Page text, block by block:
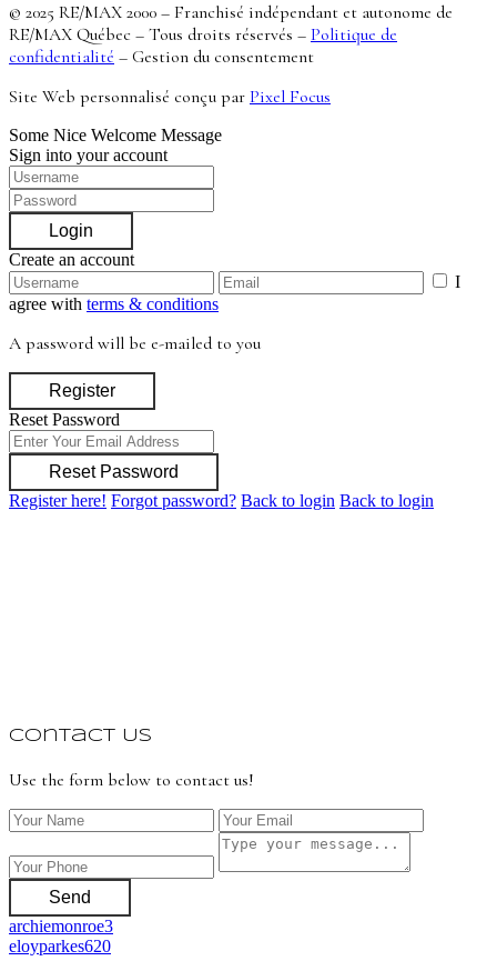
© 2025 RE/MAX 2000 – Franchisé indépendant et autonome de
RE/MAX Québec – Tous droits réservés – Politique de
confidentialité – Gestion du consentement
Site Web personnalisé conçu par Pixel Focus
Some Nice Welcome Message
Sign into your account
Login
Create an account
I
agree with terms & conditions
A password will be e-mailed to you
Register
Reset Password
Reset Password
Register here! Forgot password? Back to login Back to login
Contact Us
Use the form below to contact us!
Send
archiemonroe3
eloyparkes620